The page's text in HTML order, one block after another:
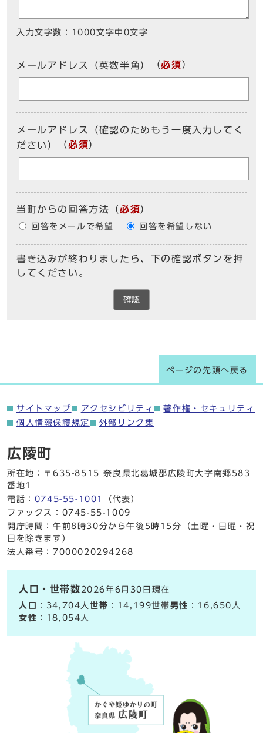
入力文字数： 1000文字中 0文字
メールアドレス（英数半角） （必須）
メールアドレス（確認のためもう一度入力してく
ださい）
（必須）
当町からの回答方法 （必須）
回答をメールで希望 回答を希望しない
書き込みが終わりましたら、下の確認ボタンを押
してください。
確認
ページの先頭へ戻る
サイトマップ アクセシビリティ
著作権・セキュリティ
個人情報保護規定
外部リンク集
広陵町
所在地：〒635-8515 奈良県北葛城郡広陵町大字南郷583
番地1
電話： 0745-55-1001
（代表）
ファックス：0745-55-1009
開庁時間：午前8時30分から午後5時15分（土曜・日曜・祝
日を除きます）
法人番号：7000020294268
人口・世帯数 2026年6月30日現在
人口
：34,704人世帯 ：14,199世帯男性 ：16,650人
女性 ：18,054人